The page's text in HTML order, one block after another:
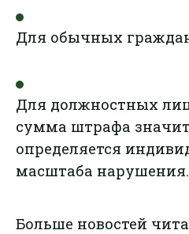
Для обычных
Для должностных
сумма штрафа
определяется
масштаба нарушения.
Больше новостей